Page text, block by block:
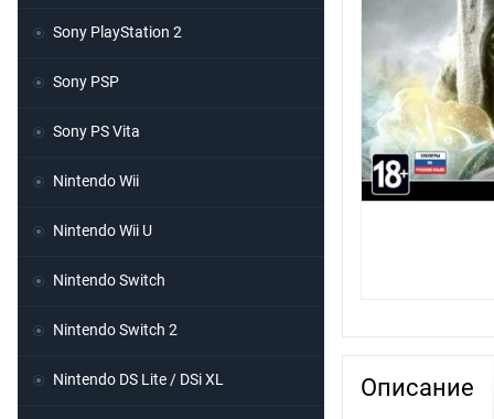
Описание
Sony PlayStation 2
Sony PSP
Sony PS Vita
Nintendo Wii
Nintendo Wii U
Nintendo Switch
Nintendo Switch 2
Nintendo DS Lite / DSi XL